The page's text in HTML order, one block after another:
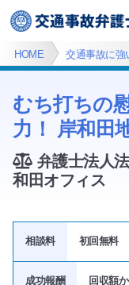
HOME 交通事故に強
むち打ちの
力！ 岸和田
弁護士法人
和田オフィス
相談料 初回無料
成功報酬 回収額